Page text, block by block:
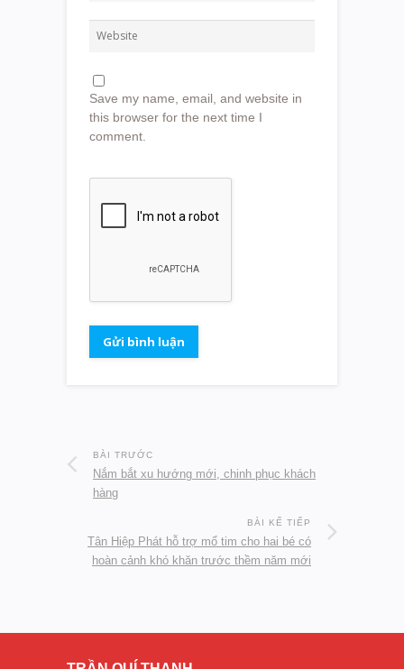
Save my name, email, and website in
this browser for the next time I
comment.
BÀI TRƯỚC
Nắm bắt xu hướng mới, chinh phục khách
hàng
BÀI KẾ TIẾP
Tân Hiệp Phát hỗ trợ mổ tim cho hai bé có
hoàn cảnh khó khăn trước thềm năm mới